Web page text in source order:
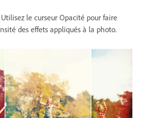
le curseur Opacité pour faire
des effets appliqués à la photo.